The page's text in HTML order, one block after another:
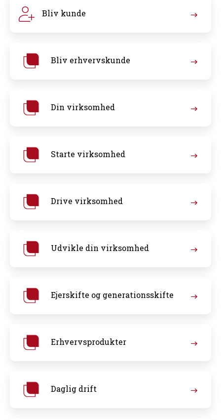
Bliv kunde
Bliv erhvervskunde
Din virksomhed
Starte virksomhed
Drive virksomhed
Udvikle din virksomhed
Ejerskifte og generationsskifte
Erhvervsprodukter
Daglig drift